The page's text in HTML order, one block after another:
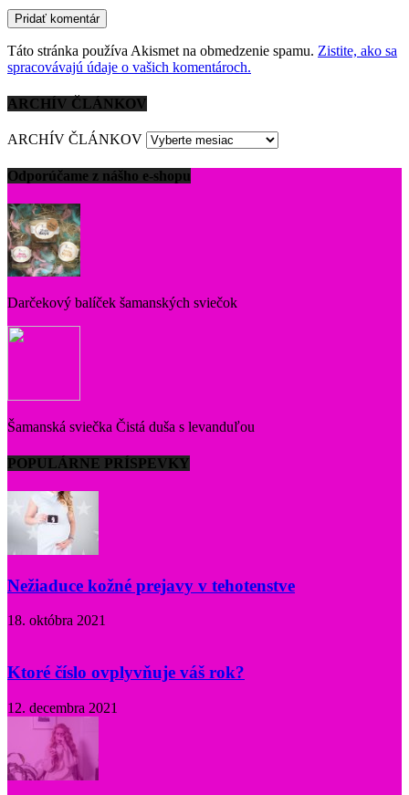
Táto stránka používa Akismet na obmedzenie spamu. Zistite, ako sa
spracovávajú údaje o vašich komentároch.
ARCHÍV ČLÁNKOV
ARCHÍV ČLÁNKOV
Odporúčame z nášho e-shopu
Darčekový balíček šamanských sviečok
Šamanská sviečka Čistá duša s levanduľou
POPULÁRNE PRÍSPEVKY
Nežiaduce kožné prejavy v tehotenstve
18. októbra 2021
Ktoré číslo ovplyvňuje váš rok?
12. decembra 2021